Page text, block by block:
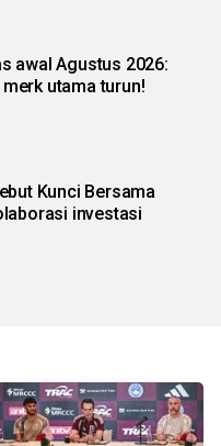
awal Agustus 2026:
utama turun!
Kunci Bersama
investasi